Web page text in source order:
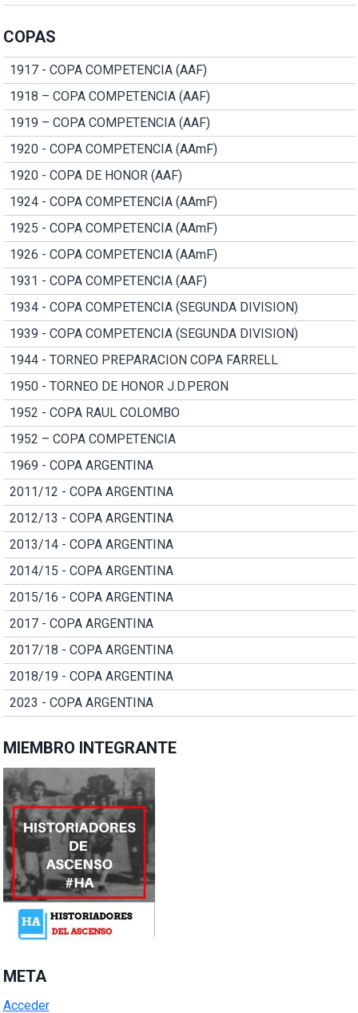
COPAS
1917 - COPA COMPETENCIA (AAF)
1918 – COPA COMPETENCIA (AAF)
1919 – COPA COMPETENCIA (AAF)
1920 - COPA COMPETENCIA (AAmF)
1920 - COPA DE HONOR (AAF)
1924 - COPA COMPETENCIA (AAmF)
1925 - COPA COMPETENCIA (AAmF)
1926 - COPA COMPETENCIA (AAmF)
1931 - COPA COMPETENCIA (AAF)
1934 - COPA COMPETENCIA (SEGUNDA DIVISION)
1939 - COPA COMPETENCIA (SEGUNDA DIVISION)
1944 - TORNEO PREPARACION COPA FARRELL
1950 - TORNEO DE HONOR J.D.PERON
1952 - COPA RAUL COLOMBO
1952 – COPA COMPETENCIA
1969 - COPA ARGENTINA
2011/12 - COPA ARGENTINA
2012/13 - COPA ARGENTINA
2013/14 - COPA ARGENTINA
2014/15 - COPA ARGENTINA
2015/16 - COPA ARGENTINA
2017 - COPA ARGENTINA
2017/18 - COPA ARGENTINA
2018/19 - COPA ARGENTINA
2023 - COPA ARGENTINA
MIEMBRO INTEGRANTE
META
Acceder